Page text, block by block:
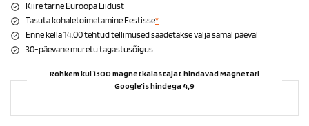
Kiire tarne Euroopa Liidust
Tasuta kohaletoimetamine Eestisse*
Enne kella 14.00 tehtud tellimused saadetakse välja samal päeval
30-päevane muretu tagastusõigus
Rohkem kui 1300 magnetkalastajat hindavad Magnetari
Google’is hindega 4,9